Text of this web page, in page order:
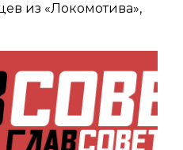
из «Локомотива»,